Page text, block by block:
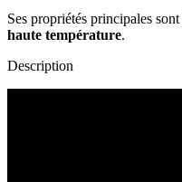
Ses propriétés principales
haute température.
Description